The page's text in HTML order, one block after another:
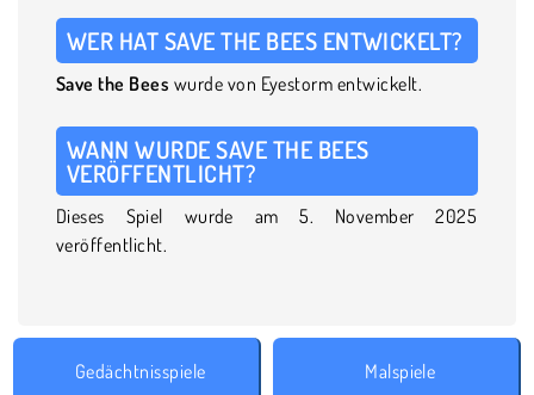
WER HAT SAVE THE BEES ENTWICKELT?
Save the Bees wurde von Eyestorm entwickelt.
WANN WURDE SAVE THE BEES
VERÖFFENTLICHT?
Dieses Spiel wurde am 5. November 2025
veröffentlicht.
Gedächtnisspiele Malspiele